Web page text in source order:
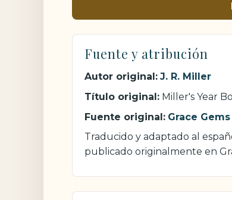
Fuente y atribución
Autor original: J. R. Miller
Título original: Miller's Year
Fuente original: Grace Gems
Traducido y adaptado al
publicado originalmente en